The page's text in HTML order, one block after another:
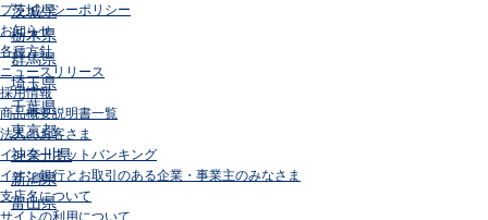
茨城県
栃木県
群馬県
埼玉県
千葉県
東京都
神奈川県
新潟県
富山県
プライバシーポリシー
お知らせ
各種方針
ニュースリリース
採用情報
商品概要説明書一覧
法人のお客さま
インターネットバンキング
イオン銀行とお取引のある企業・事業主のみなさま
支店名について
サイトの利用について